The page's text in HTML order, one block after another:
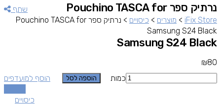
שתף
iFix Store
> מוצרים > כיסויים >
נרתיק ספר Pouchino TASCA for
Samsung S24 Black
נרתיק ספר Pouchino TASCA for
Samsung S24 Black
₪80
כמות
הוספה לסל
הוסף למועדפים
כיסויים